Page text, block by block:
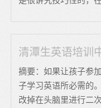
清潭生英语培训
摘要：如果让孩子参
子学习英语所必需的
改掉在头脑里进行二